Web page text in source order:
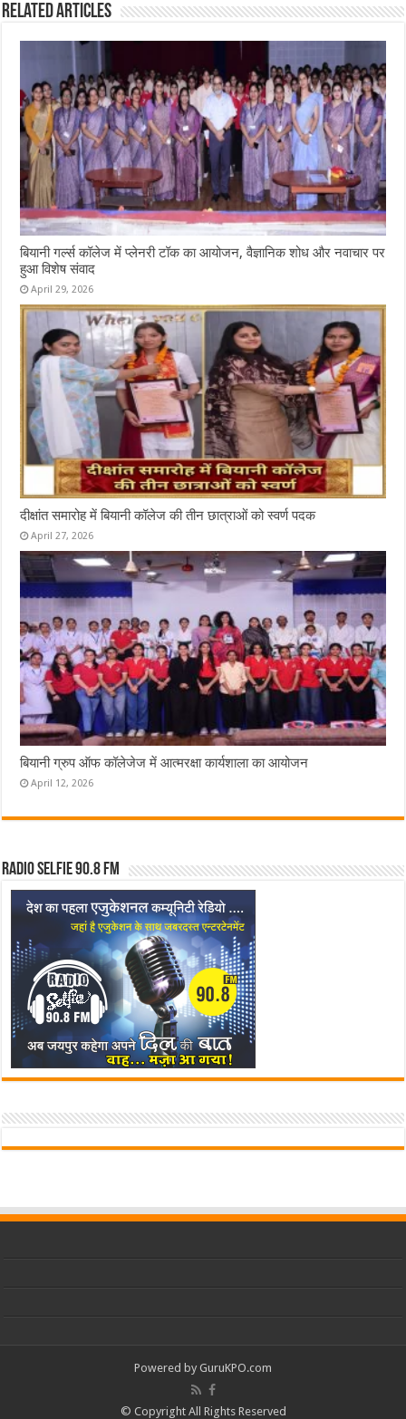
Related Articles
बियानी गर्ल्स कॉलेज में प्लेनरी टॉक का आयोजन, वैज्ञानिक शोध और नवाचार पर
हुआ विशेष संवाद
April 29, 2026
दीक्षांत समारोह में बियानी कॉलेज की तीन छात्राओं को स्वर्ण पदक
April 27, 2026
बियानी ग्रुप ऑफ कॉलेजेज में आत्मरक्षा कार्यशाला का आयोजन
April 12, 2026
Radio Selfie 90.8 FM
Powered by GuruKPO.com
© Copyright All Rights Reserved